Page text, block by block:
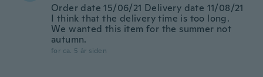
Order date 15/06/21 Delivery date 11/08/21
I think that the delivery time is too long.
We wanted this item for the summer not
autumn.
for ca. 5 år siden